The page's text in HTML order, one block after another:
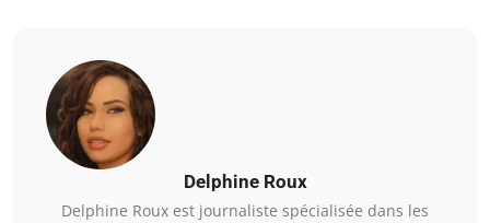
Delphine Roux
Delphine Roux est journaliste spécialisée dans les